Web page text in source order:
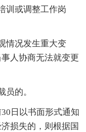
训或调整工作岗
情况发生重大变
人协商无法就变更
员的。
日以书面形式通知
损失的，则根据国